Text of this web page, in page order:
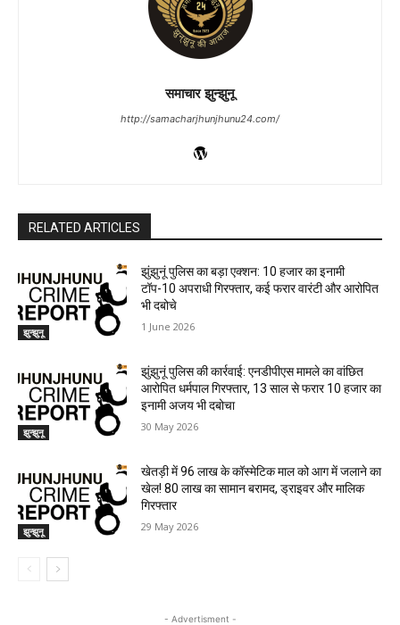
समाचार झुन्झुनू
http://samacharjhunjhunu24.com/
RELATED ARTICLES
झुन्झुनू
झुंझुनूं पुलिस का बड़ा एक्शन: 10 हजार का इनामी
टॉप-10 अपराधी गिरफ्तार, कई फरार वारंटी और आरोपित
भी दबोचे
1 June 2026
झुन्झुनू
झुंझुनूं पुलिस की कार्रवाई: एनडीपीएस मामले का वांछित
आरोपित धर्मपाल गिरफ्तार, 13 साल से फरार 10 हजार का
इनामी अजय भी दबोचा
30 May 2026
झुन्झुनू
खेतड़ी में 96 लाख के कॉस्मेटिक माल को आग में जलाने का
खेल! 80 लाख का सामान बरामद, ड्राइवर और मालिक
गिरफ्तार
29 May 2026
- Advertisment -